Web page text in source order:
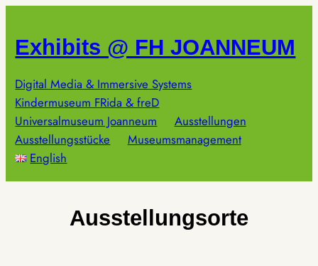
springen
Exhibits @ FH JOANNEUM
Digital Media & Immersive Systems
Kindermuseum FRida & freD
Universalmuseum Joanneum
Ausstellungen
Ausstellungsstücke
Museumsmanagement
English
Ausstellungsorte